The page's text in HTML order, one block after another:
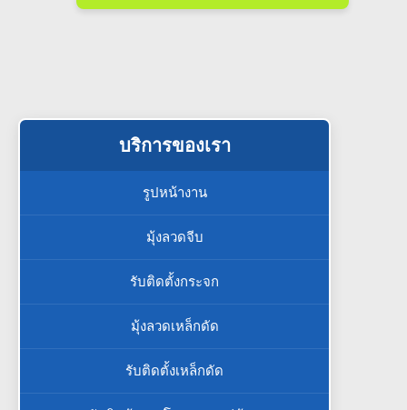
บริการของเรา
รูปหน้างาน
มุ้งลวดจีบ
รับติดตั้งกระจก
มุ้งลวดเหล็กดัด
รับติดตั้งเหล็กดัด